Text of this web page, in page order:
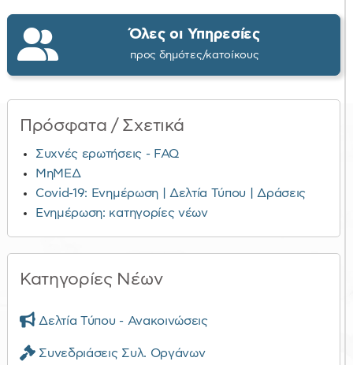
Όλες οι Υπηρεσίες
προς δημότες/κατοίκους
Πρόσφατα / Σχετικά
Συχνές ερωτήσεις - FAQ
ΜηΜΕΔ
Covid-19: Ενημέρωση | Δελτία Τύπου | Δράσεις
Ενημέρωση: κατηγορίες νέων
Κατηγορίες Νέων
Δελτία Τύπου - Ανακοινώσεις
Συνεδριάσεις Συλ. Οργάνων